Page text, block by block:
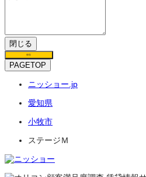
閉じる
保存
PAGETOP
ニッショー.jp
愛知県
小牧市
ステージＭ